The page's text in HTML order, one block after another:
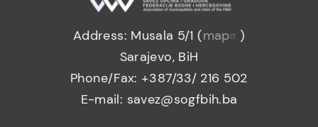
Address: Musala 5/1 (map
)
Sarajevo, BiH
Phone/Fax: +387/33/ 216 502
E-mail: savez@sogfbih.ba